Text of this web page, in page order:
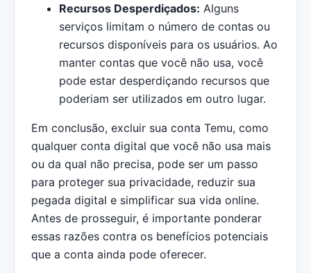
Recursos Desperdiçados: Alguns
serviços limitam o número de contas ou
recursos disponíveis para os usuários. Ao
manter contas que você não usa, você
pode estar desperdiçando recursos que
poderiam ser utilizados em outro lugar.
Em conclusão, excluir sua conta Temu, como
qualquer conta digital que você não usa mais
ou da qual não precisa, pode ser um passo
para proteger sua privacidade, reduzir sua
pegada digital e simplificar sua vida online.
Antes de prosseguir, é importante ponderar
essas razões contra os benefícios potenciais
que a conta ainda pode oferecer.